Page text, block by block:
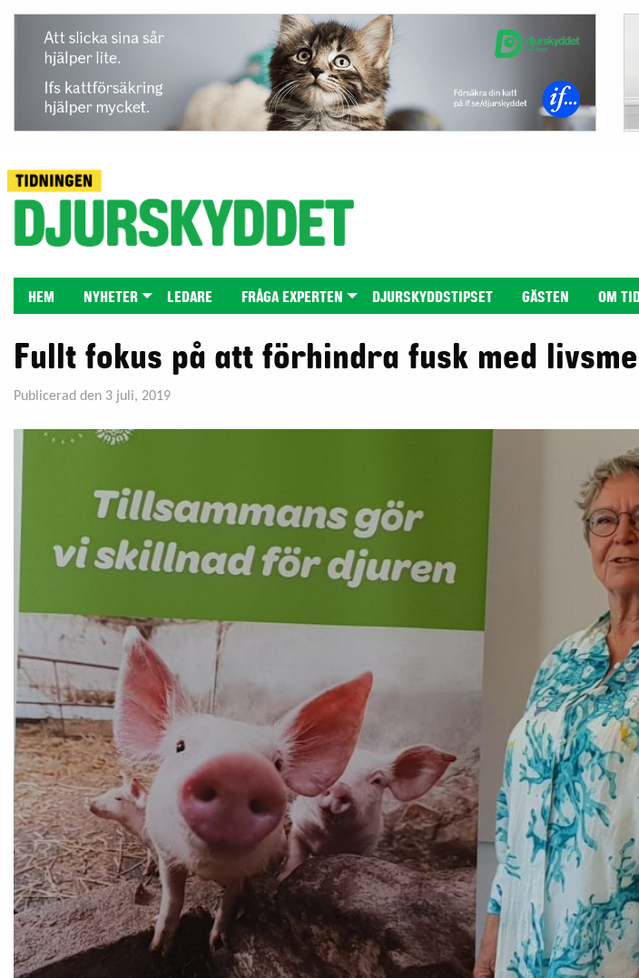
HEM NYHETER LEDARE FRÅGA EXPERTEN DJURSKYDDSTIPSET GÄSTEN OM
Fullt fokus på att förhindra fusk med
Publicerad den 3 juli, 2019